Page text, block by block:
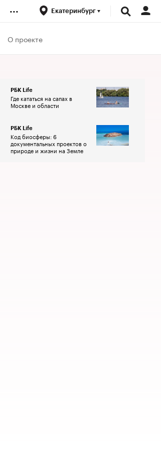
... Екатеринбург
О проекте
РБК Life
Где кататься на сапах в
Москве и области
РБК Life
Код биосферы: 6
документальных проектов о
природе и жизни на Земле